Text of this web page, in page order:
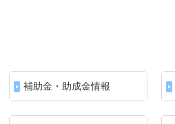
補助金・助成金情報